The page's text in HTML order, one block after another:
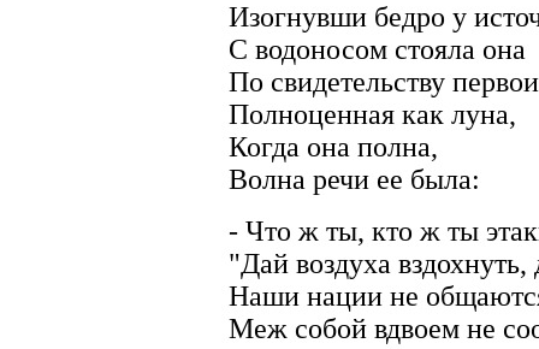
Изогнувши бедро у
С водоносом стояла она
По свидетельству
Полноценная как луна,
Когда она полна,
Волна речи ее была:
- Что ж ты, кто ж ты
"Дай воздуха
Наши нации не
Меж собой вдвоем не